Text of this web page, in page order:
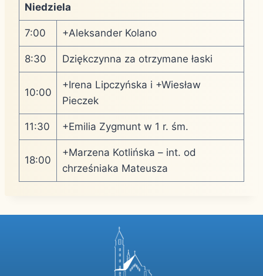
Niedziela
7:00 +Aleksander Kolano
8:30 Dziękczynna za otrzymane łaski
10:00
+Irena Lipczyńska i +Wiesław
Pieczek
11:30 +Emilia Zygmunt w 1 r. śm.
18:00
+Marzena Kotlińska – int. od
chrześniaka Mateusza